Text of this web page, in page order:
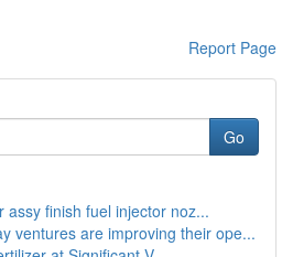
Report Page
Go
assy finish fuel injector noz...
ventures are improving their ope...